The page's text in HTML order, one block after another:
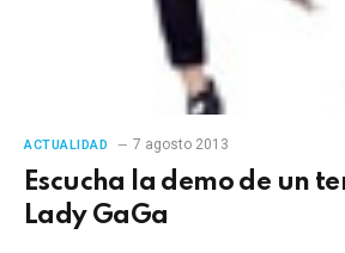
ACTUALIDAD 7 agosto 2013
Escucha la demo de un
Lady GaGa